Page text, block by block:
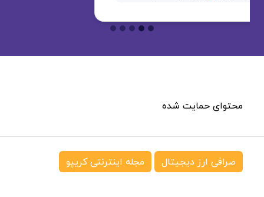
جدیدترین اخبار و تحلیل در زمینه ارز دیجیتال، رمز ارز،
بیت کوین و بلاک چین می‌داند.